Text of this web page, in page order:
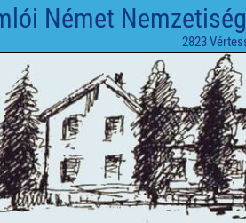
Német
2823